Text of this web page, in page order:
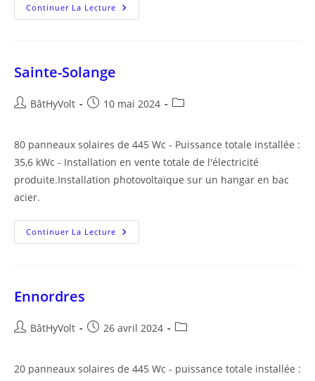
Continuer La Lecture Oizon
Sainte-Solange
Auteur/autrice
publication :
BâtHyVolt
Publication
10 mai 2024
Post
80 panneaux solaires de 445 Wc - Puissance totale installée :
35,6 kWc - Installation en vente totale de l'électricité
produite.Installation photovoltaïque sur un hangar en bac
acier.
Continuer La Lecture Sainte-
Solange
Ennordres
Auteur/autrice
publication :
BâtHyVolt
Publication
26 avril 2024
Post
20 panneaux solaires de 445 Wc - puissance totale installée :